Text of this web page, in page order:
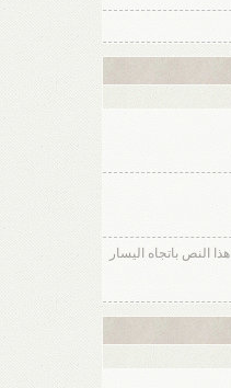
هذا النص باتجاه اليسار